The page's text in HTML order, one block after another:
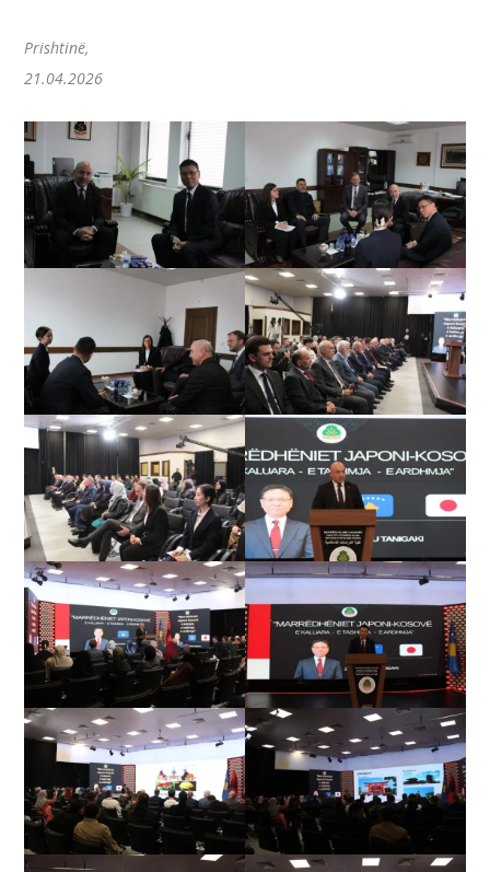
Prishtinë,
21.04.2026